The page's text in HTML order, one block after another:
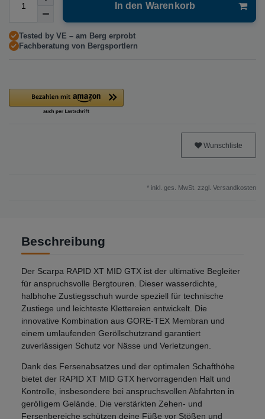
In den Warenkorb
Tested by VE – am Berg erprobt
Fachberatung von Bergsportlern
Wunschliste
* inkl. ges. MwSt. zzgl. Versandkosten
Beschreibung
Der Scarpa RAPID XT MID GTX ist der ultimative Begleiter
für anspruchsvolle Bergtouren. Dieser wasserdichte,
halbhohe Zustiegsschuh wurde speziell für technische
Zustiege und leichteste Klettereien entwickelt. Die
innovative Kombination aus GORE-TEX Membran und
einem umlaufenden Geröllschutzrand garantiert
zuverlässigen Schutz vor Nässe und Verletzungen.
Dank des Fersenabsatzes und der optimalen Schafthöhe
bietet der RAPID XT MID GTX hervorragenden Halt und
Kontrolle, insbesondere bei anspruchsvollen Abfahrten in
gerölligem Gelände. Die verstärkten Zehen- und
Fersenbereiche schützen deine Füße vor Stößen und